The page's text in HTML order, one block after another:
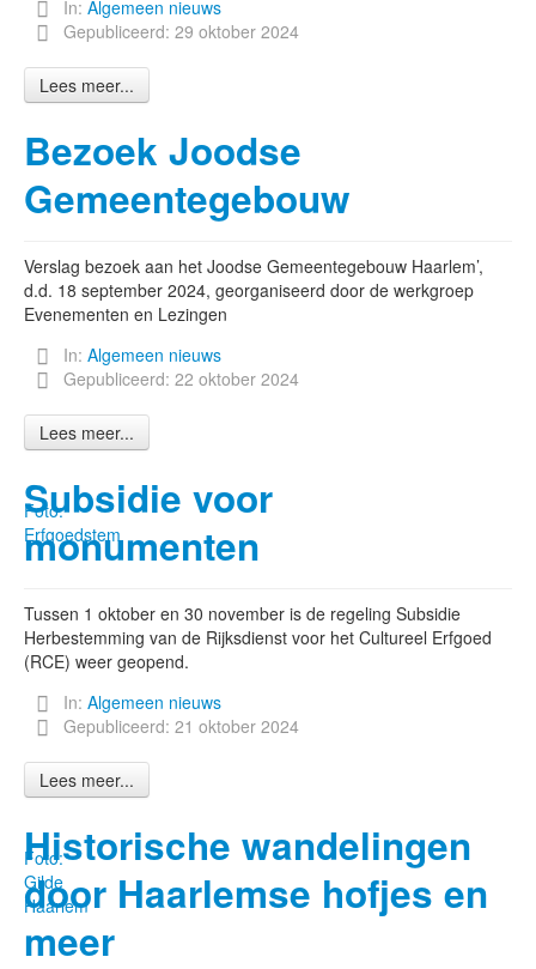
In: Algemeen nieuws
Gepubliceerd: 29 oktober 2024
Lees meer...
Bezoek Joodse
Gemeentegebouw
Verslag bezoek aan het Joodse Gemeentegebouw Haarlem’,
d.d. 18 september 2024, georganiseerd door de werkgroep
Evenementen en Lezingen
In: Algemeen nieuws
Gepubliceerd: 22 oktober 2024
Lees meer...
Foto:
Erfgoedstem
Subsidie voor
monumenten
Tussen 1 oktober en 30 november is de regeling Subsidie
Herbestemming van de Rijksdienst voor het Cultureel Erfgoed
(RCE) weer geopend.
In: Algemeen nieuws
Gepubliceerd: 21 oktober 2024
Lees meer...
Foto:
Gilde
Haarlem
Historische wandelingen
door Haarlemse hofjes en
meer